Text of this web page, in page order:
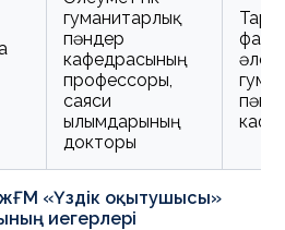
гуманитарлық
пәндер
кафедрасының
профессоры,
саяси
ғылымдарының
докторы
«Үздік оқытушысы»
иегерлері